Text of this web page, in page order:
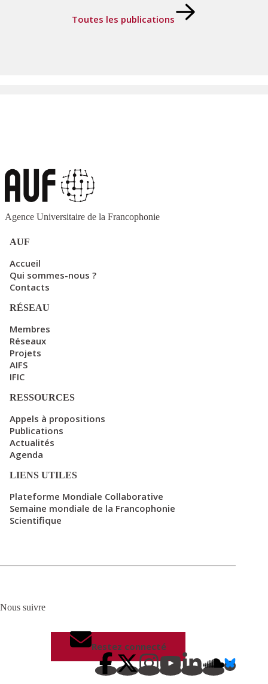
Toutes les publications
Agence Universitaire de la Francophonie
AUF
Accueil
Qui sommes-nous ?
Contacts
RÉSEAU
Membres
Réseaux
Projets
AIFS
IFIC
RESSOURCES
Appels à propositions
Publications
Actualités
Agenda
LIENS UTILES
Plateforme Mondiale Collaborative
Semaine mondiale de la Francophonie
Scientifique
Nous suivre
Restez connecté